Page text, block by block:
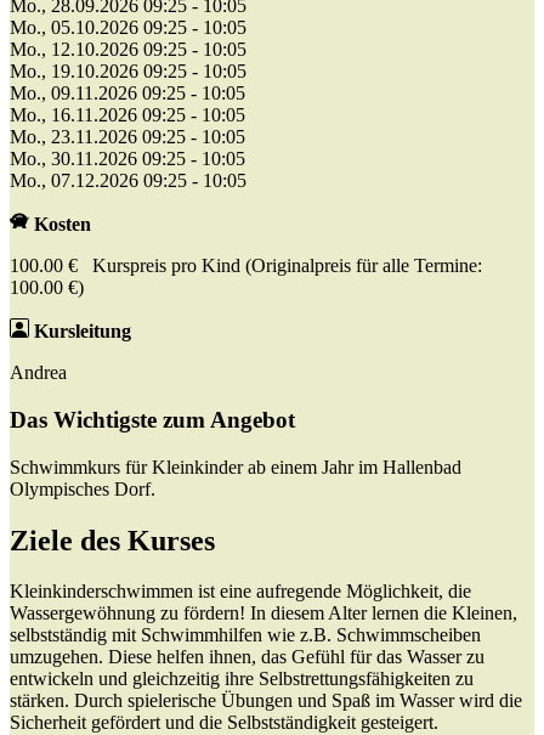
Mo., 28.09.2026 09:25 - 10:05
Mo., 05.10.2026 09:25 - 10:05
Mo., 12.10.2026 09:25 - 10:05
Mo., 19.10.2026 09:25 - 10:05
Mo., 09.11.2026 09:25 - 10:05
Mo., 16.11.2026 09:25 - 10:05
Mo., 23.11.2026 09:25 - 10:05
Mo., 30.11.2026 09:25 - 10:05
Mo., 07.12.2026 09:25 - 10:05
Kosten
100.00 € Kurspreis pro Kind (Originalpreis für alle Termine:
100.00 €)
Kursleitung
Andrea
Das Wichtigste zum Angebot
Schwimmkurs für Kleinkinder ab einem Jahr im Hallenbad
Olympisches Dorf.
Ziele des Kurses
Kleinkinderschwimmen ist eine aufregende Möglichkeit, die
Wassergewöhnung zu fördern! In diesem Alter lernen die Kleinen,
selbstständig mit Schwimmhilfen wie z.B. Schwimmscheiben
umzugehen. Diese helfen ihnen, das Gefühl für das Wasser zu
entwickeln und gleichzeitig ihre Selbstrettungsfähigkeiten zu
stärken. Durch spielerische Übungen und Spaß im Wasser wird die
Sicherheit gefördert und die Selbstständigkeit gesteigert.